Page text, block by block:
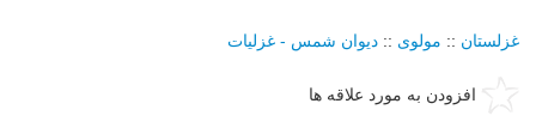
غزلستان :: مولوی :: دیوان شمس - غزلیات
افزودن به مورد علاقه ها